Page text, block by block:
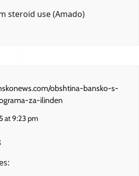
steroid use (Amado)
obshtina-bansko-s-
za-ilinden
at 9:23 pm